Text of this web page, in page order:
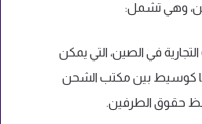
وهي تشمل:
في الصين، التي يمكن
كوسيط بين مكتب الشحن
حقوق الطرفين.